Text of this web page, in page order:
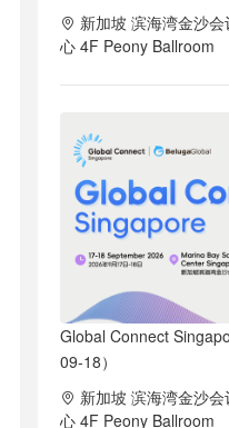
新加坡 滨海湾金沙会
心 4F Peony Ballroom
Global Connect
09-18）
新加坡 滨海湾金沙会
心 4F Peony Ballroom